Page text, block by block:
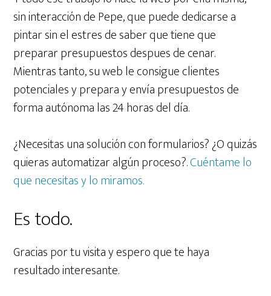
sin interacción de Pepe, que puede dedicarse a
pintar sin el estres de saber que tiene que
preparar presupuestos despues de cenar.
Mientras tanto, su web le consigue clientes
potenciales y prepara y envía presupuestos de
forma autónoma las 24 horas del día.
¿Necesitas una solución con formularios? ¿O quizás
quieras automatizar algún proceso?.Cuéntame lo
que necesitas y lo miramos.
Es todo.
Gracias por tu visita y espero que te haya
resultado interesante.